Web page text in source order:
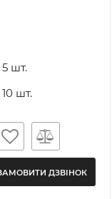
5 шт.
10 шт.